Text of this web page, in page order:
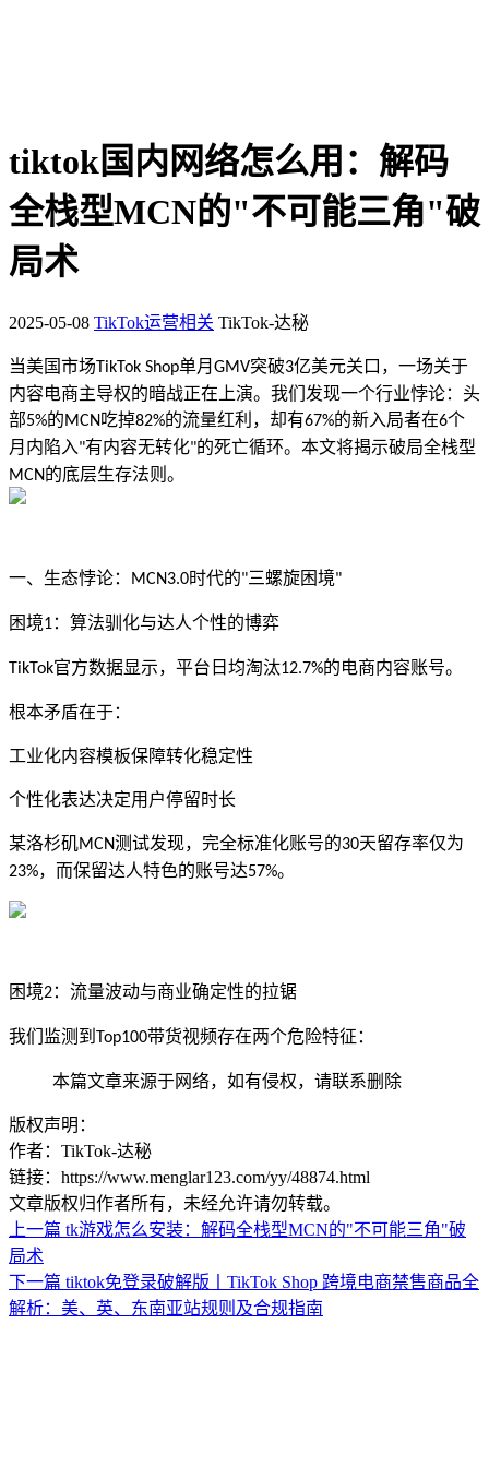
tiktok国内网络怎么用：解码
全栈型MCN的"不可能三角"破
局术
2025-05-08 TikTok运营相关 TikTok-达秘
当美国市场TikTok Shop单月 GMV突破3亿美元关口，一场关于
内容电商主导权的暗战正在上演。我们发现一个行业悖论：头
部5%的MCN 吃掉82%的流量红利，却有67%的新入局者在6个
月内陷入"有内容无转化"的死亡循环。本文将揭示破局全栈型
MCN的底层生存法则。
一、生态悖论： MCN3.0时代的"三螺旋困境"
困境1：算法驯化与达人个性的博弈
TikTok官方数据显示，平台日均淘汰12.7%的电商内容账号。
根本矛盾在于：
工业化内容模板保障转化稳定性
个性化表达决定用户停留时长
某洛杉矶MCN测试发现，完全标准化账号的30天留存率仅为
23%，而保留达人特色的账号达57%。
困境2：流量波动与商业确定性的拉锯
我们监测到 Top100带货视频存在两个危险特征：
本篇文章来源于网络，如有侵权，请联系删除
版权声明：
作者：TikTok-达秘
链接：https://www.menglar123.com/yy/48874.html
文章版权归作者所有，未经允许请勿转载。
上一篇 tk游戏怎么安装：解码全栈型MCN的"不可能三角"破
局术
下一篇 tiktok免登录破解版丨TikTok Shop 跨境电商禁售商品全
解析：美、英、东南亚站规则及合规指南